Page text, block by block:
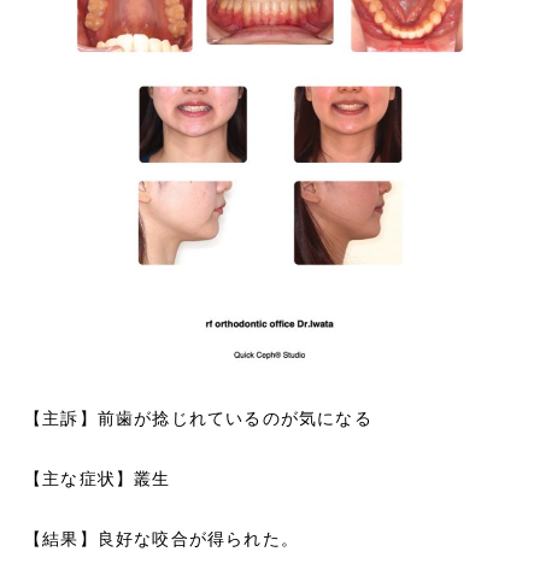
【主訴】前歯が捻じれているのが気になる
【主な症状】叢生
【結果】良好な咬合が得られた。